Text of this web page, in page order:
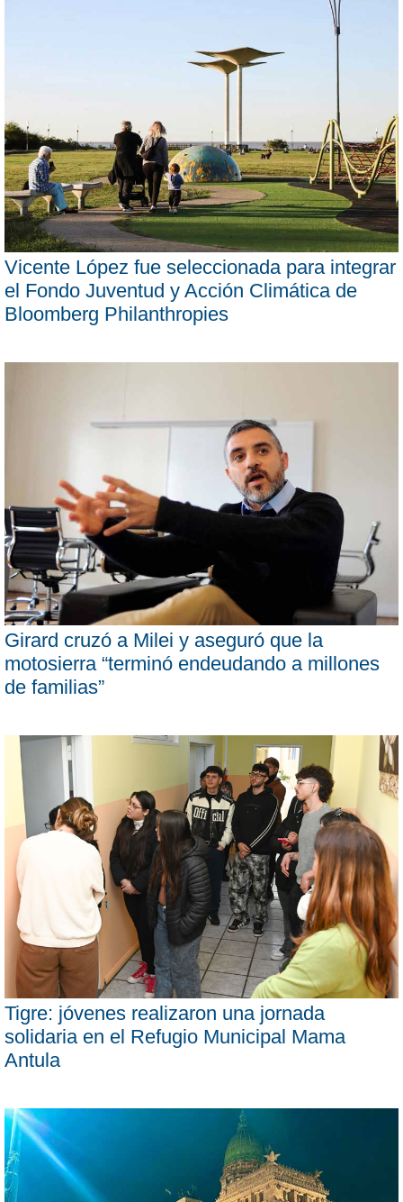
Vicente López fue seleccionada para integrar
el Fondo Juventud y Acción Climática de
Bloomberg Philanthropies
Girard cruzó a Milei y aseguró que la
motosierra “terminó endeudando a millones
de familias”
Tigre: jóvenes realizaron una jornada
solidaria en el Refugio Municipal Mama
Antula